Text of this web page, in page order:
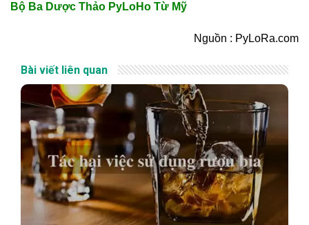
Bộ Ba Dược Thảo PyLoHo Từ Mỹ
Nguồn : PyLoRa.com
Bài viết liên quan